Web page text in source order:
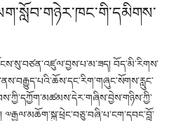
བོད་མི་རིགས་
༧རྒྱལ་མཆོག་སྐུ་ཕྲེང་བཅུ་བཞི་པ་ངག་དབང་བློ་